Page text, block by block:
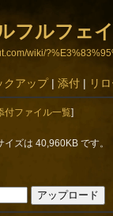
フルフェ
wiki/
クアップ| 添付| リ
付ファイル一覧
ズは 40,960KB です。